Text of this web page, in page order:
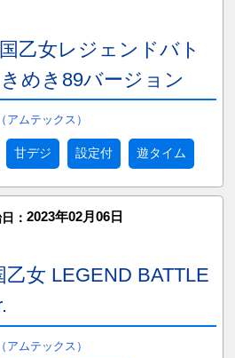
乙女レジェンドバト
めき89バージョン
アムテックス）
甘デジ 設定付 遊タイム
： 2023年02月06日
乙女 LEGEND BATTLE
アムテックス）